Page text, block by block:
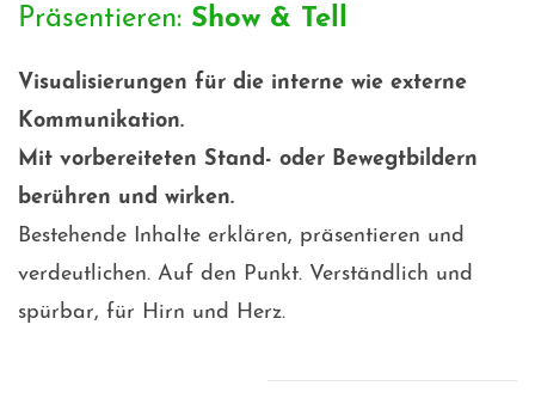
Präsentieren: Show & Tell
Visualisierungen für die interne wie externe
Kommunikation.
Mit vorbereiteten Stand- oder Bewegtbildern
berühren und wirken.
Bestehende Inhalte erklären, präsentieren und
verdeutlichen. Auf den Punkt. Verständlich und
spürbar, für Hirn und Herz.